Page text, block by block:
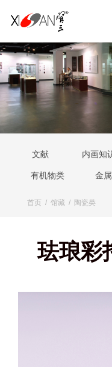
文献 内画知
有机物类 金
首页 / 馆藏 / 陶瓷类
珐琅彩